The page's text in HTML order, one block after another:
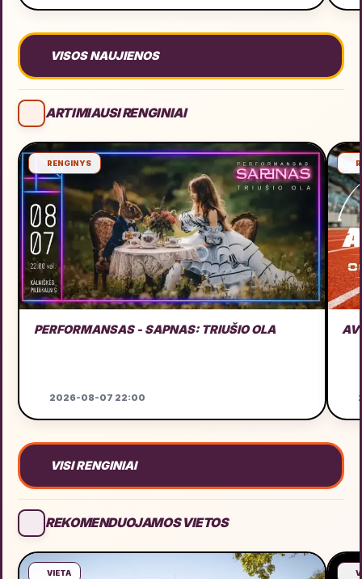
VISOS NAUJIENOS
ARTIMIAUSI RENGINIAI
RENGINYS
PERFORMANSAS - SAPNAS: TRIUŠIO OLA
2026-08-07 22:00
VISI RENGINIAI
REKOMENDUOJAMOS VIETOS
VIETA